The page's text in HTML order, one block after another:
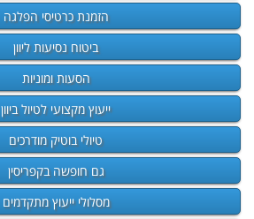
הזמנת כרטיסי הפלגה
ביטוח נסיעות ליוון
הסעות ומוניות
ייעוץ מקצועי לטיול ביוון
טיולי בוטיק מודרכים
גם חופשה בקפריסין
מסלולי ייעוץ מתקדמים